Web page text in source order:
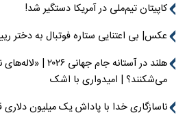
کاپیتان تیم‌ملی در آمریکا دستگیر شد!
عکس| بی اعتنایی ستاره فوتبال به دختر
هلند در آستانه جام
می‌شکنند؟ | امیدواری با اشک
ناسازگاری خدا با پاداش یک میلیون دلاری